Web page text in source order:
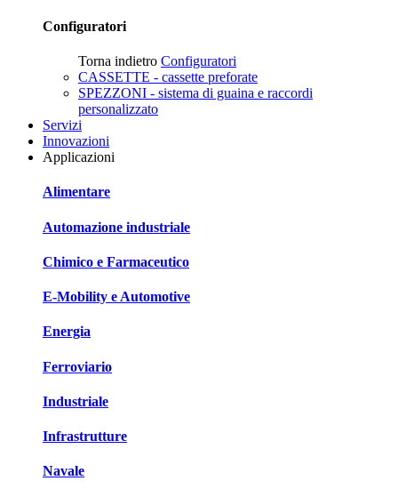
Configuratori
Torna indietro Configuratori
CASSETTE - cassette preforate
SPEZZONI - sistema di guaina e raccordi
personalizzato
Servizi
Innovazioni
Applicazioni
Alimentare
Automazione industriale
Chimico e Farmaceutico
E-Mobility e Automotive
Energia
Ferroviario
Industriale
Infrastrutture
Navale